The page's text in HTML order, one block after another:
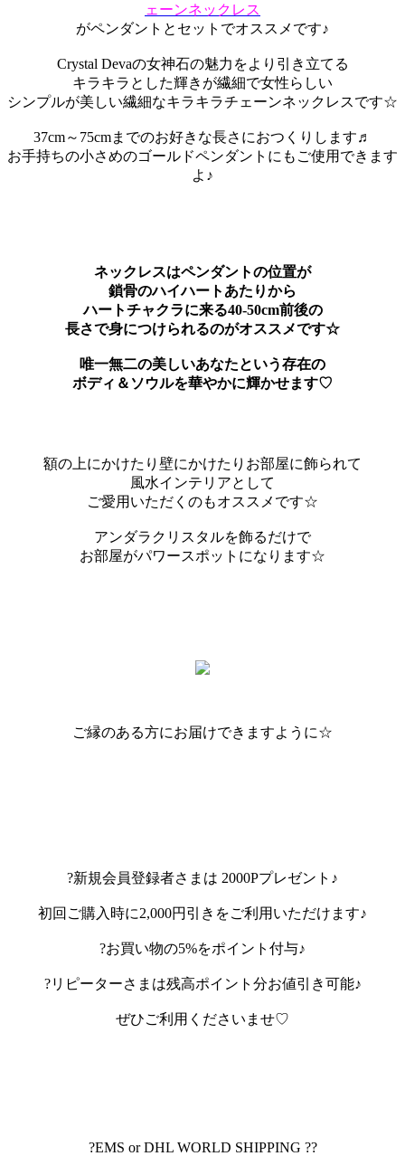
ェーンネックレス
がペンダントとセットでオススメです♪
Crystal Devaの女神石の魅力をより引き立てる
キラキラとした輝きが繊細で女性らしい
シンプルが美しい繊細なキラキラチェーンネックレスです☆
37cm～75cmまでのお好きな長さにおつくりします♬
お手持ちの小さめのゴールドペンダントにもご使用できます
よ♪
ネックレスはペンダントの位置が
鎖骨のハイハートあたりから
ハートチャクラに来る40-50cm前後の
長さで身につけられるのがオススメです☆
唯一無二の美しいあなたという存在の
ボディ＆ソウルを華やかに輝かせます♡
額の上にかけたり壁にかけたりお部屋に飾られて
風水インテリアとして
ご愛用いただくのもオススメです☆
アンダラクリスタルを飾るだけで
お部屋がパワースポットになります☆
ご縁のある方にお届けできますように☆
?新規会員登録者さまは 2000Pプレゼント♪
初回ご購入時に2,000円引きをご利用いただけます♪
?お買い物の5%をポイント付与♪
?リピーターさまは残高ポイント分お値引き可能♪
ぜひご利用くださいませ♡
?EMS or DHL WORLD SHIPPING ??